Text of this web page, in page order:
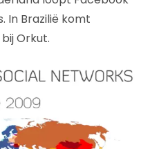
In Brazilië komt
Orkut.